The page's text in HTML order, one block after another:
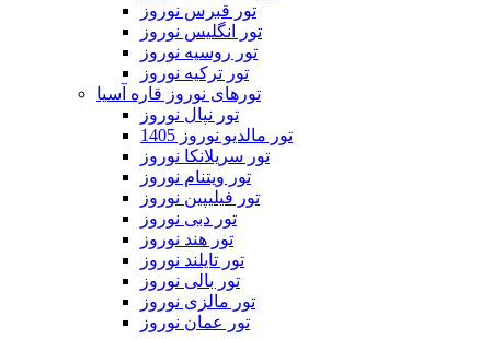
تور قبرس نوروز
تور انگلیس نوروز
تور روسیه نوروز
تور ترکیه نوروز
تورهای نوروز قاره آسیا
تور نپال نوروز
تور مالدیو نوروز 1405
تور سریلانکا نوروز
تور ویتنام نوروز
تور فیلیپین نوروز
تور دبی نوروز
تور هند نوروز
تور تایلند نوروز
تور بالی نوروز
تور مالزی نوروز
تور عمان نوروز